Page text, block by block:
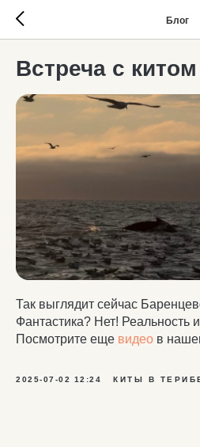
Блог
Встреча с
Так выглядит сейчас
Фантастика? Нет! Реальность
Посмотрите еще видео в
2025-07-02 12:24 КИТЫ В